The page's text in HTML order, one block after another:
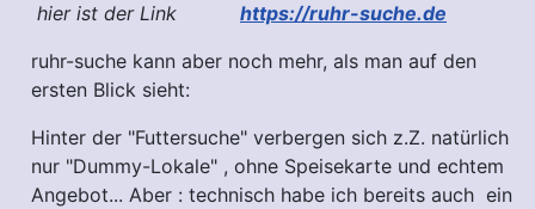
hier ist der Link
https://ruhr-suche.de
ruhr-suche kann aber noch mehr, als man auf den
ersten Blick sieht:
Hinter der "Futtersuche" verbergen sich z.Z. natürlich
nur "Dummy-Lokale" , ohne Speisekarte und echtem
Angebot... Aber : technisch habe ich bereits auch ein